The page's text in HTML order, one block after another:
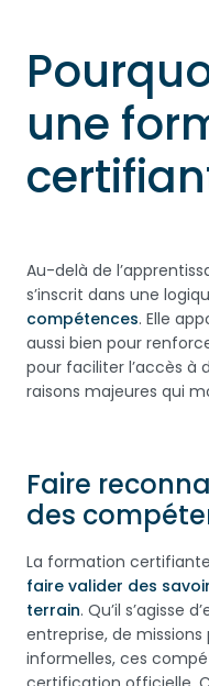
une
Au-delà de
s’inscrit dans une
compétences. Elle
aussi bien pour
pour faciliter l’accès à
raisons majeures qui
Faire
des
La formation
faire valider des
terrain. Qu’il s’agisse
entreprise, de
informelles, ces